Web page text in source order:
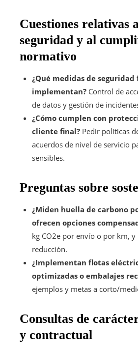
Cuestiones relativas
seguridad y al
normativo
¿Qué medidas de
implementan? Control de
de datos y gestión de
¿Cómo cumplen con
cliente final? Pedir políticas
acuerdos de nivel de servicio
sensibles.
Preguntas sobre
¿Miden huella de carbono
ofrecen opciones
kg CO2e por envío o por km, y
reducción.
¿Implementan flotas
optimizadas o embalajes
ejemplos y metas a corto/
Consultas de
y contractual